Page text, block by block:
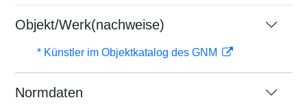
Objekt/Werk(nachweise)
* Künstler im Objektkatalog des GNM
Normdaten